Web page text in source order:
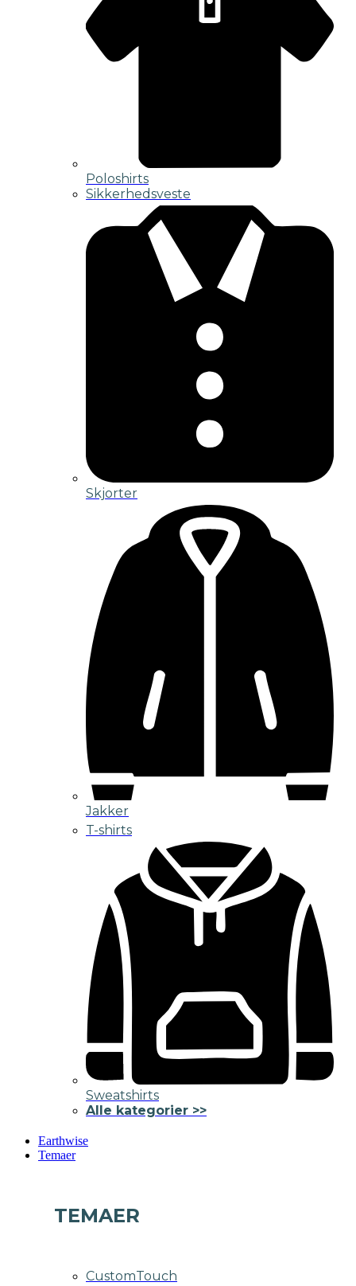
Poloshirts
Sikkerhedsveste
Skjorter
Jakker
T-shirts
Sweatshirts
Alle kategorier >>
Earthwise
Temaer
TEMAER
CustomTouch